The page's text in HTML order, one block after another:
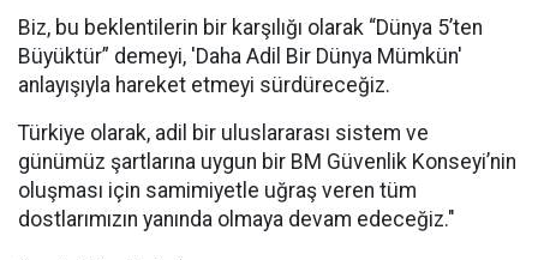
Biz, bu beklentilerin bir karşılığı olarak “Dünya 5’ten
Büyüktür” demeyi, 'Daha Adil Bir Dünya Mümkün'
anlayışıyla hareket etmeyi sürdüreceğiz.
Türkiye olarak, adil bir uluslararası sistem ve
günümüz şartlarına uygun bir BM Güvenlik Konseyi’nin
oluşması için samimiyetle uğraş veren tüm
dostlarımızın yanında olmaya devam edeceğiz."